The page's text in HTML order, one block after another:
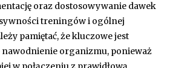
oraz dostosowywanie dawek
treningów i ogólnej
pamiętać, że kluczowe jest
organizmu, ponieważ